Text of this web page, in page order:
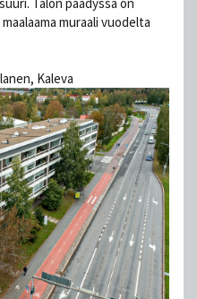
muraali vuodelta
Kaleva